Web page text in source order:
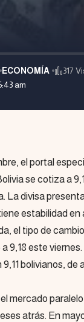
am
ECONOMÍA 317
el portal
se cotiza a
La divisa
estabilidad en
el tipo de
9,18 este
bolivianos,
mercado
atrás. En